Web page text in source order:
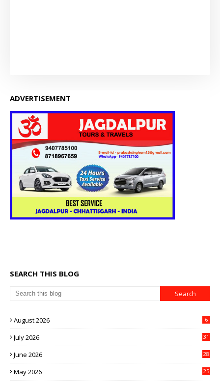
ADVERTISEMENT
SEARCH THIS BLOG
August 2026 6
July 2026 31
June 2026 28
May 2026 25